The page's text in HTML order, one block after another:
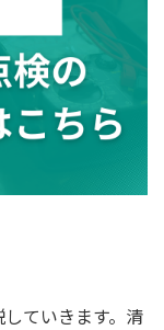
ていきます。清